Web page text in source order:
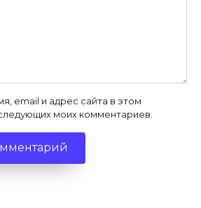
email и адрес сайта в этом
моих комментариев.